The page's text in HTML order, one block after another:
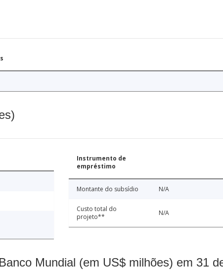
Instrumento de
empréstimo
Montante do subsídio N/A
Custo total do
projeto**
N/A
Mundial (em US$ milhões) em 31